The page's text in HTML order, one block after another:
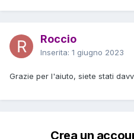
Roccio
Inserita: 1 giugno 2023
Grazie per l'aiuto, siete stati
Crea un